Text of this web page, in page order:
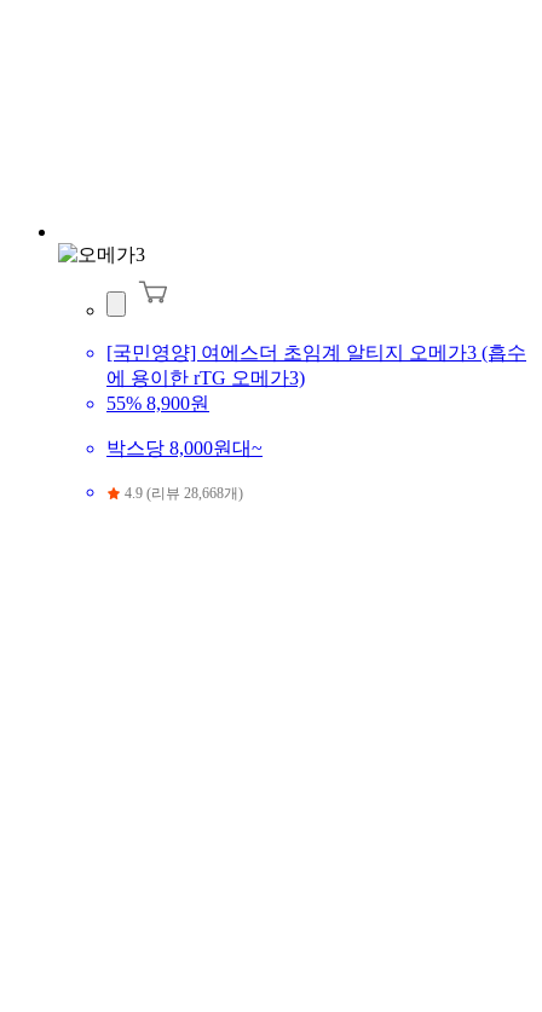
[국민영양] 여에스더 초임계 알티지 오메가3 (흡수
에 용이한 rTG 오메가3)
55% 8,900원
박스당 8,000원대~
4.9 (리뷰 28,668개)